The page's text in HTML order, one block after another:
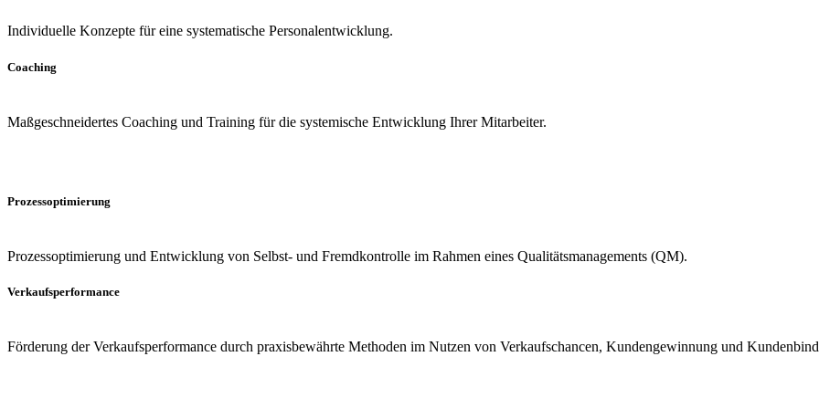
Individuelle Konzepte für eine systematische Personalentwicklung.
Coaching
Maßgeschneidertes Coaching und Training für die systemische Entwicklung Ihrer Mitarbeiter.
Prozessoptimierung
Prozessoptimierung und Entwicklung von Selbst- und Fremdkontrolle im Rahmen eines Qualitätsmanagements (QM).
Verkaufsperformance
Förderung der Verkaufsperformance durch praxisbewährte Methoden im Nutzen von Verkaufschancen, Kundengewinnung und